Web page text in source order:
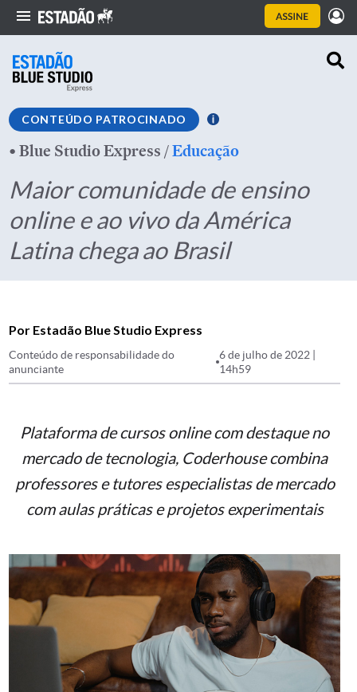
CONTEÚDO PATROCINADO
•Blue Studio Express/Educação
Maior comunidade de ensino
online e ao vivo da América
Latina chega ao Brasil
Por Estadão Blue Studio Express
Conteúdo de responsabilidade do
anunciante
6 de julho de 2022 |
14h59
Plataforma de cursos online com destaque no
mercado de tecnologia, Coderhouse combina
professores e tutores especialistas de mercado
com aulas práticas e projetos experimentais